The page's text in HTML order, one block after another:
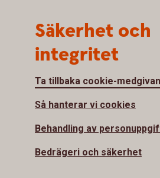
Säkerhet och
integritet
Ta tillbaka cookie-
Så hanterar vi cookies
Behandling av
Bedrägeri och säkerhet